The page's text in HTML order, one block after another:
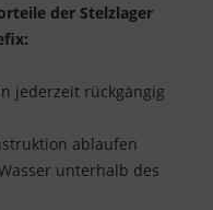
der Stelzlager
jederzeit rückgängig
ablaufen
unterhalb des